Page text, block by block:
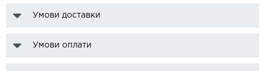
Умови доставки
Умови оплати